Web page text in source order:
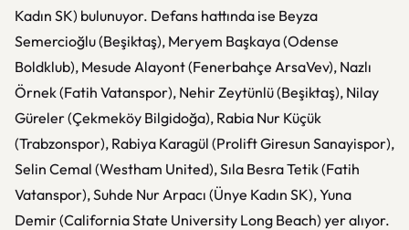
Kadın SK) bulunuyor. Defans hattında ise Beyza
Semercioğlu (Beşiktaş), Meryem Başkaya (Odense
Boldklub), Mesude Alayont (Fenerbahçe ArsaVev), Nazlı
Örnek (Fatih Vatanspor), Nehir Zeytünlü (Beşiktaş), Nilay
Güreler (Çekmeköy Bilgidoğa), Rabia Nur Küçük
(Trabzonspor), Rabiya Karagül (Prolift Giresun Sanayispor),
Selin Cemal (Westham United), Sıla Besra Tetik (Fatih
Vatanspor), Suhde Nur Arpacı (Ünye Kadın SK), Yuna
Demir (California State University Long Beach) yer alıyor.